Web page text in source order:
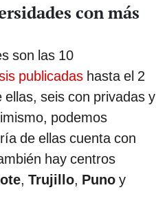
con más
son las 10
publicadas hasta el 2
seis con privadas y
podemos
de ellas cuenta con
hay centros
, Trujillo, Puno y